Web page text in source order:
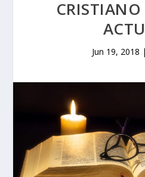
Jun 19, 2018 |